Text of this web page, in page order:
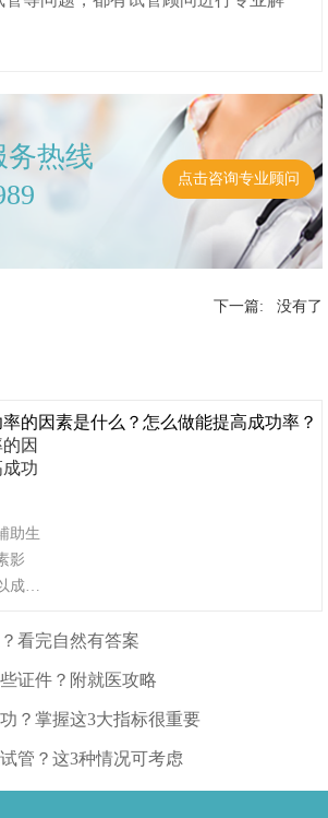
务热线
点击咨询专业顾问
下一篇: 没有了
因
功
助生
影
成
能成
了解
成功
看完自然有答案
证件？附就医攻略
？掌握这3大指标很重要
管？这3种情况可考虑